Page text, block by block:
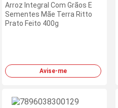
Arroz Integral Com Grãos E
Sementes Mãe Terra Ritto
Prato Feito 400g
Avise-me